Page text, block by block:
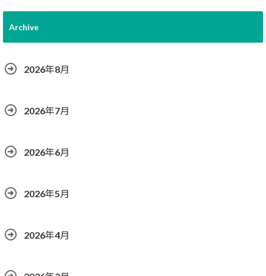
Archive
2026年8月
2026年7月
2026年6月
2026年5月
2026年4月